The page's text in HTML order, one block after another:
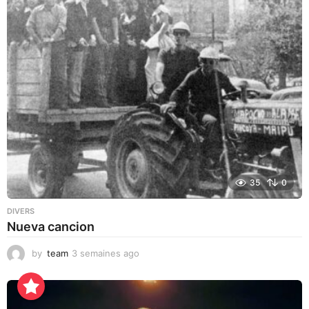
35 0
DIVERS
Nueva cancion
by team 3 semaines ago
e
m
a